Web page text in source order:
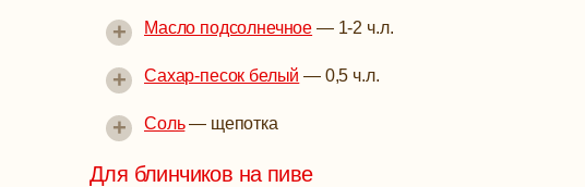
Масло подсолнечное — 1-2 ч.л.
+
Сахар-песок белый — 0,5 ч.л.
+
Соль— щепотка
+
Для блинчиков на пиве